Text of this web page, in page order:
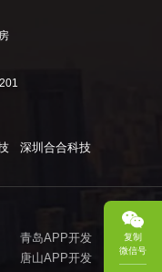
复制
微信号
深圳合合科技
青岛APP开发
唐山APP开发